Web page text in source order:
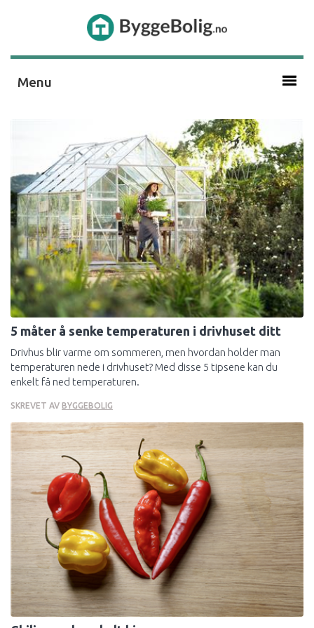
Menu
Bad Og Våtrom
Boligmarkedet
Bygge/renovere
Elektro Og Belysning
Energi Og Varme
Hage Og Uterom
Info
Interiør
Kjøkken
Økonomi, Lov Og Rett
Skadedyr
Strøm
5 måter å senke temperaturen i drivhuset ditt
Drivhus blir varme om sommeren, men hvordan holder man
temperaturen nede i drivhuset? Med disse 5 tipsene kan du
enkelt få ned temperaturen.
SKREVET AV BYGGEBOLIG